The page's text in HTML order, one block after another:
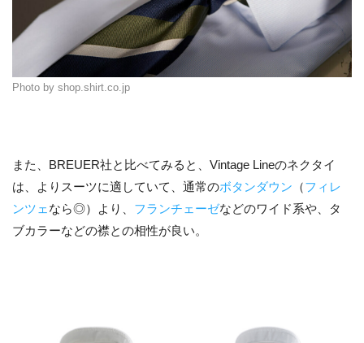
Photo by shop.shirt.co.jp
また、BREUER社と比べてみると、Vintage Lineのネクタイ
は、よりスーツに適していて、通常のボタンダウン （フィレ
ンツェ なら◎）より、 フランチェーゼなどのワイド系や、タ
ブカラーなどの襟との相性が良い。